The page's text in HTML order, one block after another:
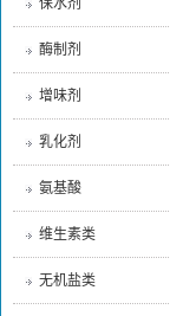
酶制剂
增味剂
乳化剂
氨基酸
维生素类
无机盐类